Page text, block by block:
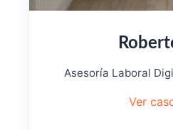
Asesoría Laboral
Ver